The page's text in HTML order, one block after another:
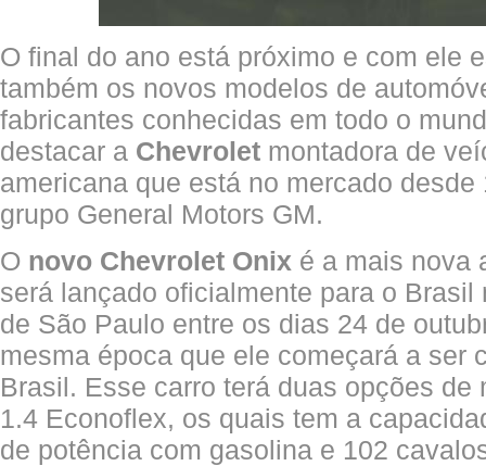
O final do ano está próximo e com ele
também os novos modelos de
fabricantes conhecidas em todo o
destacar a Chevrolet montadora de
americana que está no mercado desde
grupo General Motors GM.
O novo Chevrolet Onix é a mais nova
será lançado oficialmente para o Brasil
de São Paulo entre os dias 24 de
mesma época que ele começará a ser
Brasil. Esse carro terá duas opções de
1.4 Econoflex, os quais tem a
de potência com gasolina e 102